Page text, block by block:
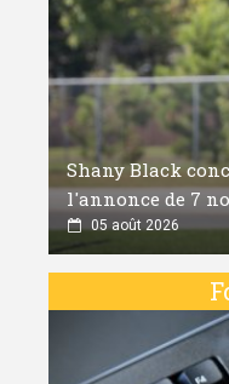
Shany Black
l'annonce de 7
05 août 2026